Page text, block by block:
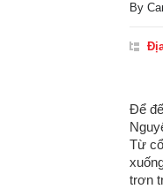
By
Để
Từ
trơn